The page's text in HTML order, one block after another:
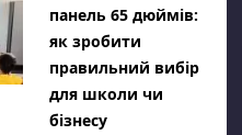
панель 65 дюймів:
як зробити
правильний вибір
для школи чи
бізнесу